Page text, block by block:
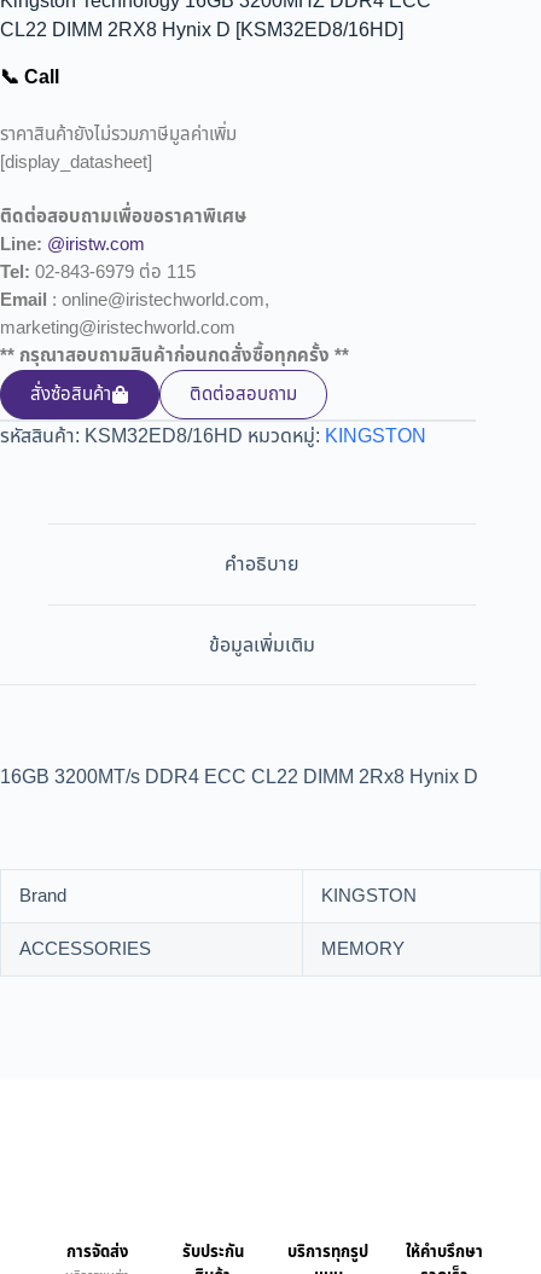
CL22 DIMM 2RX8 Hynix D [KSM32ED8/16HD]
📞 Call
ราคาสินค้ายังไม่รวมภาษีมูลค่าเพิ่ม
[display_datasheet]
ติดต่อสอบถามเพื่อขอราคาพิเศษ
Line: @iristw.com
Tel: 02-843-6979 ต่อ 115
Email : online@iristechworld.com,
marketing@iristechworld.com
** กรุณาสอบถามสินค้าก่อนกดสั่งซื้อทุกครั้ง **
สั่งซ้อสินค้า
ติดต่อสอบถาม
รหัสสินค้า: KSM32ED8/16HD หมวดหมู่: KINGSTON
คำอธิบาย
ข้อมูลเพิ่มเติม
16GB 3200MT/s DDR4 ECC CL22 DIMM 2Rx8 Hynix D
Brand
KINGSTON
ACCESSORIES
MEMORY
การจัดส่ง
รับประกัน
บริการทุกรูป
ให้คำบรึกษา